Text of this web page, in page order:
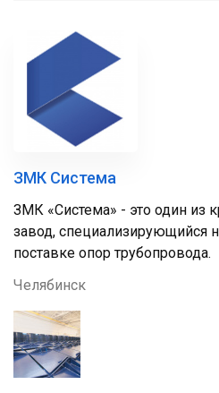
ЗМК Система
ЗМК «Система» - это один из
завод, специализирующийся
поставке опор трубопровода.
Челябинск